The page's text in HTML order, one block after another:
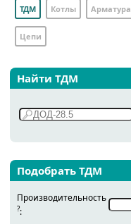
ТДМ Котлы Арматура
Цепи
Найти ТДМ
Подобрать ТДМ
Производительность
?: